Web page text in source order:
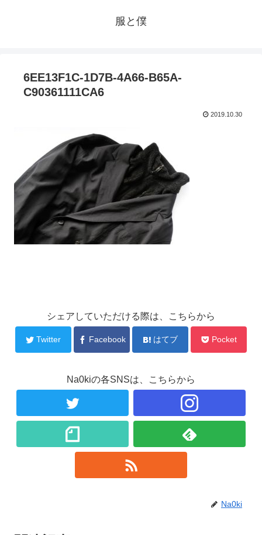
服と僕
6EE13F1C-1D7B-4A66-B65A-
C90361111CA6
2019.10.30
シェアしていただける際は、こちらから
Twitter Facebook はてブ Pocket
Na0kiの各SNSは、こちらから
Na0ki